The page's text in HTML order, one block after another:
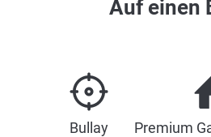
Auf einen
Bullay Premium